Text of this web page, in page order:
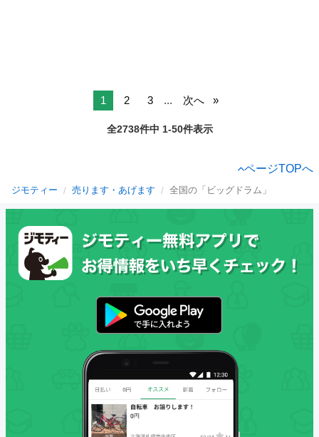
1 2 3 ... 次へ
全2738件中 1-50件表示
ページTOPへ
ジモティー 売ります・あげます 全国の「ビッグドラム」